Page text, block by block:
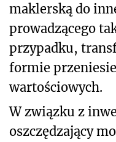
maklerską do
prowadzącego
przypadku,
formie
wartościowych.
W związku z
oszczędzający